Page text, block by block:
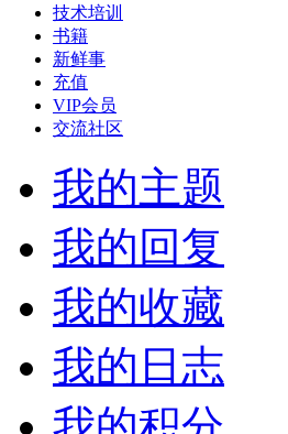
技术培训
书籍
新鲜事
充值
VIP会员
交流社区
我的主题
我的回复
我的收藏
我的日志